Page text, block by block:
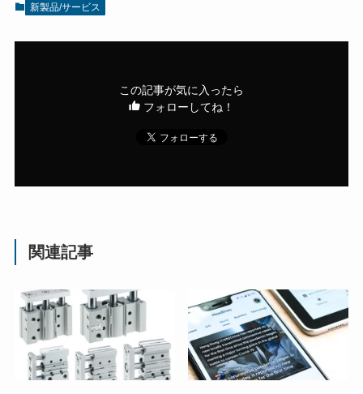
新製品/サービス
この記事が気に入ったら
フォローしてね！
関連記事